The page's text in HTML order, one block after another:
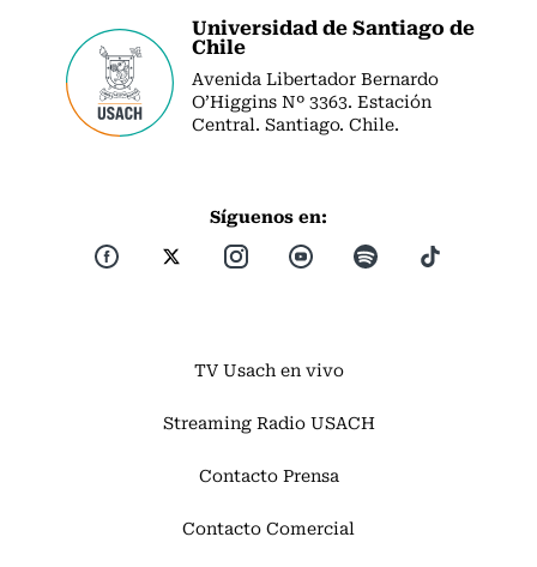
Universidad de Santiago de
Chile
Avenida Libertador Bernardo
O’Higgins Nº 3363. Estación
Central. Santiago. Chile.
Síguenos en:
TV Usach en vivo
Streaming Radio USACH
Contacto Prensa
Contacto Comercial